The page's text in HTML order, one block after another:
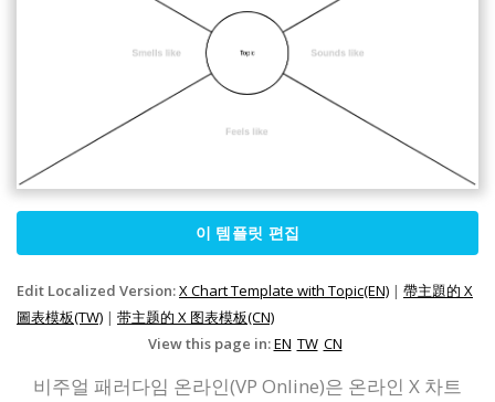
이 템플릿 편집
Edit Localized Version:X Chart Template with Topic(EN) | 帶主題的 X
圖表模板(TW) | 带主题的 X 图表模板(CN)
View this page in:EN TW CN
비주얼 패러다임 온라인(VP Online)은 온라인 X 차트